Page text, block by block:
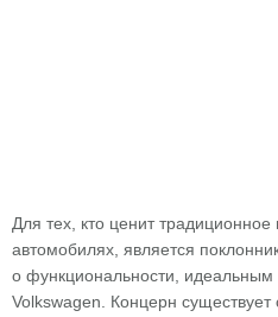
Для тех, кто ценит традиционное
автомобилях, является
о функциональности, идеальным
Volkswagen. Концерн